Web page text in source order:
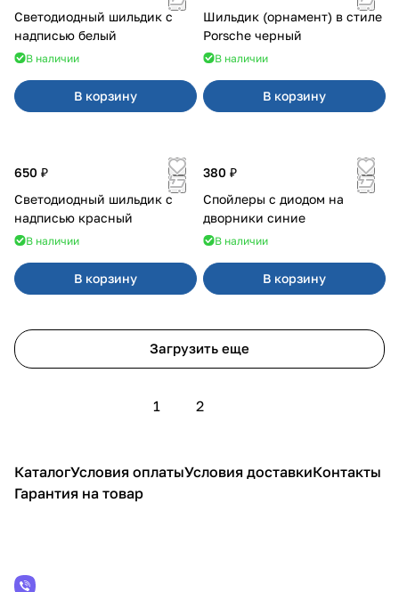
Светодиодный шильдик с
надписью белый
В наличии
В корзину
Шильдик (орнамент) в стиле
Porsche черный
В наличии
В корзину
650 ₽
Светодиодный шильдик с
надписью красный
В наличии
В корзину
380 ₽
Спойлеры с диодом на
дворники синие
В наличии
В корзину
Загрузить еще
1 2
КаталогУсловия оплатыУсловия доставкиКонтакты
Гарантия на товар